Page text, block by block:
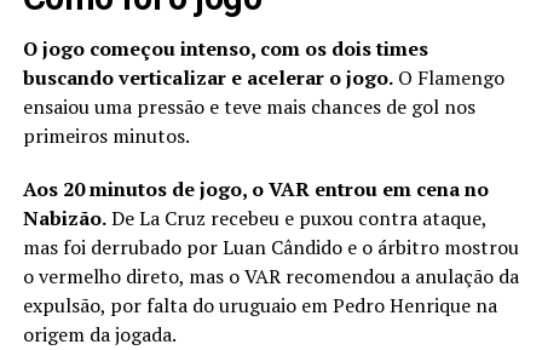
O jogo começou intenso, com os dois times
buscando verticalizar e acelerar o jogo.O Flamengo
ensaiou uma pressão e teve mais chances de gol nos
primeiros minutos.
Aos 20 minutos de jogo, o VAR entrou em cena no
Nabizão.De La Cruz recebeu e puxou contra ataque,
mas foi derrubado por Luan Cândido e o árbitro mostrou
o vermelho direto, mas o VAR recomendou a anulação da
expulsão, por falta do uruguaio em Pedro Henrique na
origem da jogada.